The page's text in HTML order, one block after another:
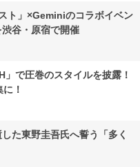
ト」×Geminiのコラボイベン
渋谷・原宿で開催
で圧巻のスタイルを披露！
！
た東野圭吾氏へ誓う「多く